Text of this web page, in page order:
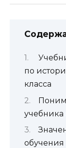
по
класса
учебника
обучения